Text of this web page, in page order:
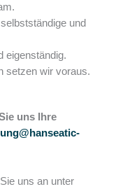
und
eigenständig.
setzen wir voraus.
uns Ihre
uns an unter